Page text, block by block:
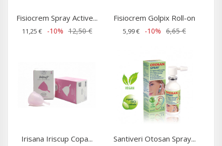
Fisiocrem Spray Active...
11,25 € -10% 12,50 €
Fisiocrem Golpix Roll-on
5,99 € -10% 6,65 €
Irisana Iriscup Copa... Santiveri Otosan Spray...